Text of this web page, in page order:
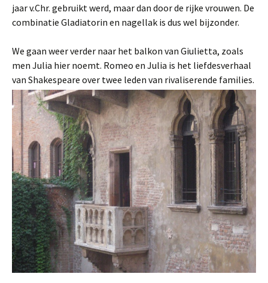
jaar v.Chr. gebruikt werd, maar dan door de rijke vrouwen. De
combinatie Gladiatorin en nagellak is dus wel bijzonder.
We gaan weer verder naar het balkon van Giulietta, zoals
men Julia hier noemt. Romeo en Julia is het liefdesverhaal
van Shakespeare over twee leden van rivaliserende families.